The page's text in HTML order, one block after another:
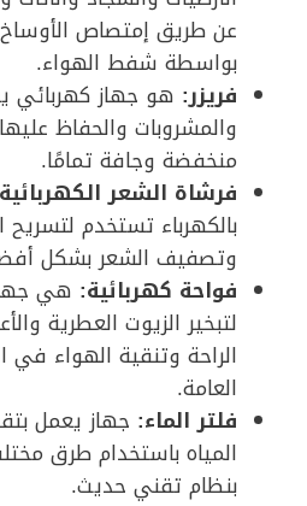
عن طريق إمتصاص الأوساخ
بواسطة شفط الهواء.
فريزر: هو جهاز كهربائي
والمشروبات والحفاظ
منخفضة وجافة تمامًا.
فرشاة الشعر
بالكهرباء تستخدم لتسريح
وتصفيف الشعر بشكل
فواحة كهربائية: هي
لتبخير الزيوت العطرية
الراحة وتنقية الهواء في
العامة.
فلتر الماء: جهاز يعمل
المياه باستخدام طرق
بنظام تقني حديث.